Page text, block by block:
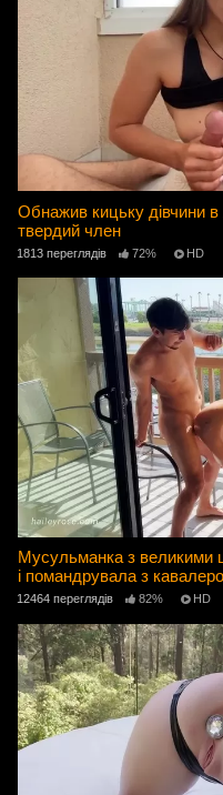
Обнажив кицьку дівчини в
твердий член
1813 переглядів 72% HD
Мусульманка з великими
і помандрувала з
12464 переглядів 82% HD